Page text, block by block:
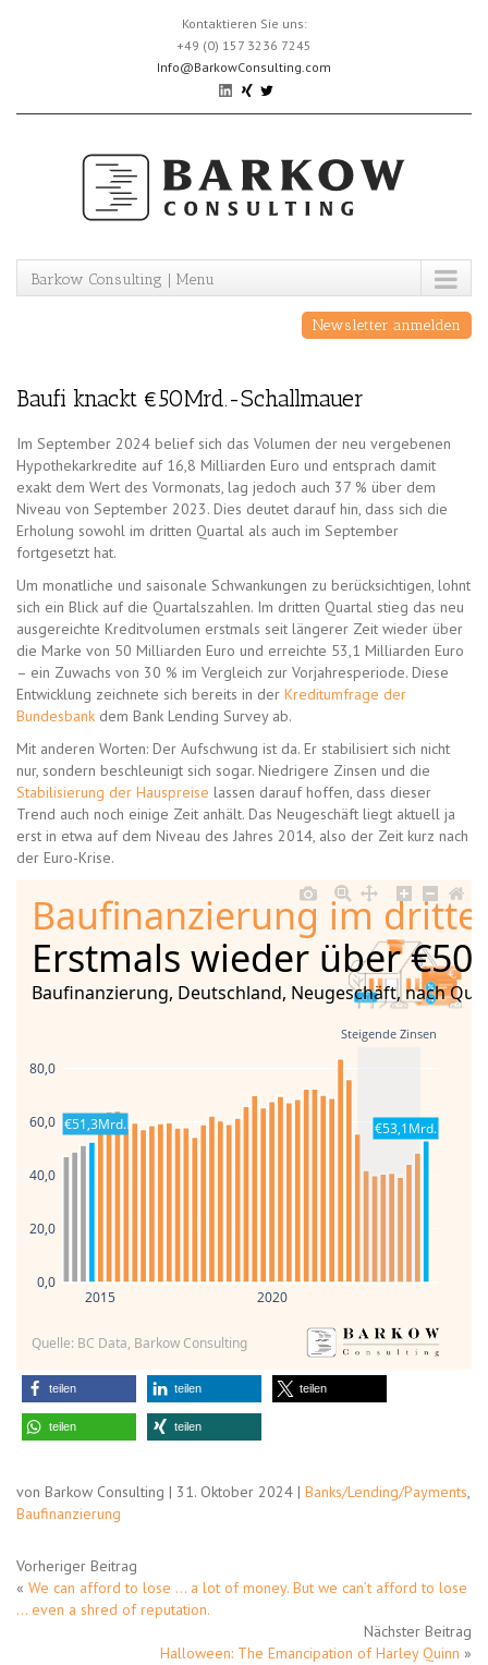
Kontaktieren Sie uns:
+49 (0) 157 3236 7245
Info@BarkowConsulting.com
Barkow Consulting | Menu
Newsletter anmelden
Baufi knackt €50Mrd.-Schallmauer
Im September 2024 belief sich das Volumen der neu vergebenen
Hypothekarkredite auf 16,8 Milliarden Euro und entsprach damit
exakt dem Wert des Vormonats, lag jedoch auch 37 % über dem
Niveau von September 2023. Dies deutet darauf hin, dass sich die
Erholung sowohl im dritten Quartal als auch im September
fortgesetzt hat.
Um monatliche und saisonale Schwankungen zu berücksichtigen, lohnt
sich ein Blick auf die Quartalszahlen. Im dritten Quartal stieg das neu
ausgereichte Kreditvolumen erstmals seit längerer Zeit wieder über
die Marke von 50 Milliarden Euro und erreichte 53,1 Milliarden Euro
– ein Zuwachs von 30 % im Vergleich zur Vorjahresperiode. Diese
Entwicklung zeichnete sich bereits in der Kreditumfrage der
Bundesbank dem Bank Lending Survey ab.
Mit anderen Worten: Der Aufschwung ist da. Er stabilisiert sich nicht
nur, sondern beschleunigt sich sogar. Niedrigere Zinsen und die
Stabilisierung der Hauspreise lassen darauf hoffen, dass dieser
Trend auch noch einige Zeit anhält. Das Neugeschäft liegt aktuell ja
erst in etwa auf dem Niveau des Jahres 2014, also der Zeit kurz nach
der Euro-Krise.
2015 2020
0,0
20,0
40,0
60,0
80,0
Baufinanzierung im
Erstmals wieder über
Baufinanzierung, Deutschland, Neugeschäft, nach
Quelle: BC Data, Barkow Consulting
€53,1Mrd.
€51,3Mrd.
Steigende Zinsen
teilen teilen teilen
teilen teilen
von Barkow Consulting | 31. Oktober 2024 | Banks/Lending/Payments,
Baufinanzierung
Vorheriger Beitrag
« We can afford to lose … a lot of money. But we can’t afford to lose
… even a shred of reputation.
Nächster Beitrag
Halloween: The Emancipation of Harley Quinn »